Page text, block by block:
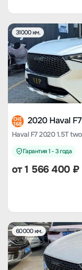
31000 км.
CHE
168 2020 Haval F7
Haval F7 2020 1.5T
Гарантия 1 - 3 года
от1 566 400₽
60000 км.